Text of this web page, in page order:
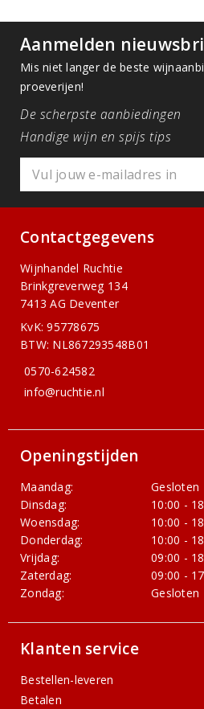
Aanmelden
Mis niet langer de beste
proeverijen!
De scherpste aanbiedingen
Handige wijn en spijs tips
Contactgegevens
Wijnhandel Ruchtie
Brinkgreverweg 134
7413 AG Deventer
KvK: 95778675
BTW: NL867293548B01
0570-624582
info@ruchtie.nl
Openingstijden
Maandag:
Gesloten
Dinsdag:
10:00 -
Woensdag:
10:00 -
Donderdag:
10:00 -
Vrijdag:
09:00 -
Zaterdag:
09:00 -
Zondag:
Gesloten
Klanten service
Bestellen-leveren
Betalen